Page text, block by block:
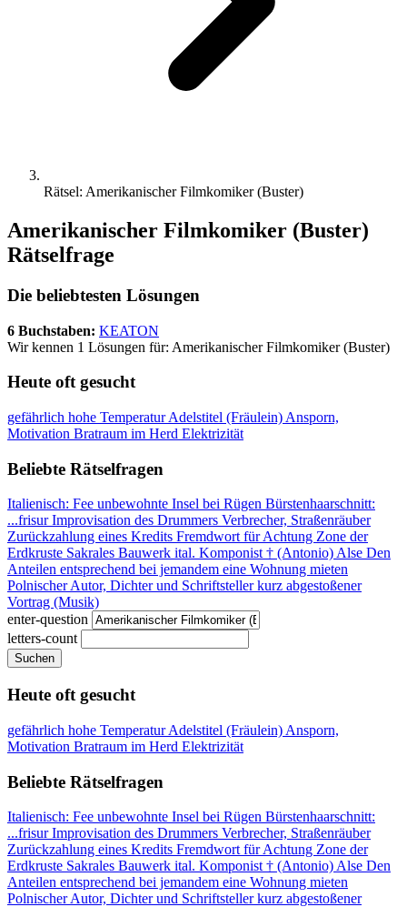
Rätsel: Amerikanischer Filmkomiker (Buster)
Amerikanischer Filmkomiker (Buster)
Rätselfrage
Die beliebtesten Lösungen
6 Buchstaben: KEATON
Wir kennen 1 Lösungen für: Amerikanischer Filmkomiker (Buster)
Heute oft gesucht
gefährlich hohe TemperaturAdelstitel (Fräulein) Ansporn,
Motivation Bratraum im Herd Elektrizität
Beliebte Rätselfragen
Italienisch: Fee unbewohnte Insel bei Rügen Bürstenhaarschnitt:
...frisurImprovisation des Drummers Verbrecher, Straßenräuber
Zurückzahlung eines Kredits Fremdwort für Achtung Zone der
Erdkruste Sakrales Bauwerk ital. Komponist † (Antonio)Alse Den
Anteilen entsprechend bei jemandem eine Wohnung mieten
Polnischer Autor, Dichter und Schriftstellerkurz abgestoßener
Vortrag (Musik)
enter-question
letters-count
Suchen
Heute oft gesucht
gefährlich hohe TemperaturAdelstitel (Fräulein) Ansporn,
Motivation Bratraum im Herd Elektrizität
Beliebte Rätselfragen
Italienisch: Fee unbewohnte Insel bei Rügen Bürstenhaarschnitt:
...frisurImprovisation des Drummers Verbrecher, Straßenräuber
Zurückzahlung eines Kredits Fremdwort für Achtung Zone der
Erdkruste Sakrales Bauwerk ital. Komponist † (Antonio) Alse Den
Anteilen entsprechend bei jemandem eine Wohnung mieten
Polnischer Autor, Dichter und Schriftstellerkurz abgestoßener